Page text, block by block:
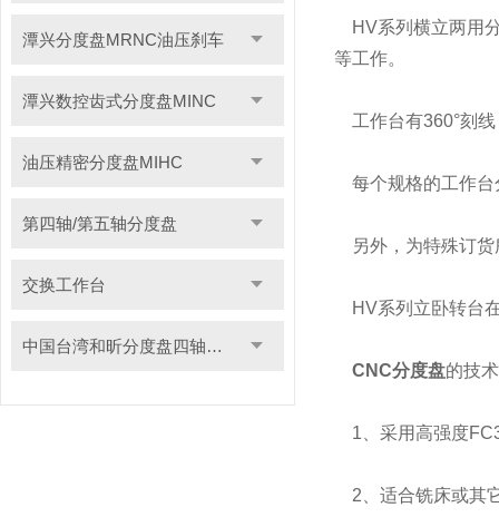
潭兴分度盘MRNC油压刹车
潭兴数控齿式分度盘MINC
油压精密分度盘MIHC
第四轴/第五轴分度盘
交换工作台
中国台湾和昕分度盘四轴转台
HV系列横立两用
等工作。
工作台有360°刻线
每个规格的工作台
另外，为特殊订货
HV系列立卧转台
CNC分度盘的技
1、采用高强度
2、适合铣床或其